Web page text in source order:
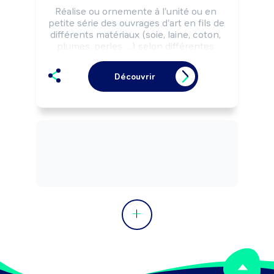
Réalise ou ornemente à l'unité ou en
petite série des ouvrages d'art en fils de
différents matériaux (soie, laine, coton,
plumes, perles, ...) selon différentes
Peut réaliser, restaurer des ouvrages
d'art textiles (tapis, tapisserie, ...),
concevoir de nouveaux modèles et
Peut diriger une structure.
Découvrir